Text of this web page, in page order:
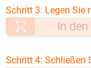
Schritt 3: Legen Sie
In
Schritt 4: Schließen